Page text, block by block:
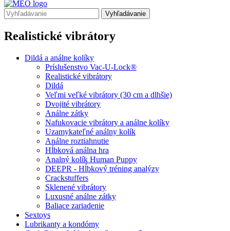
Vyhľadávanie
Realistické vibrátory
Dildá a análne kolíky
Príslušenstvo Vac-U-Lock®
Realistické vibrátory
Dildá
Veľmi veľké vibrátory (30 cm a dlhšie)
Dvojité vibrátory
Análne zátky
Nafukovacie vibrátory a análne kolíky
Uzamykateľné análny kolík
Análne roztiahnutie
Hĺbková análna hra
Analný kolík Human Puppy
DEEPR - Hĺbkový tréning analýzy
Crackstuffers
Sklenené vibrátory
Luxusné análne zátky
Baliace zariadenie
Sextoys
Lubrikanty a kondómy